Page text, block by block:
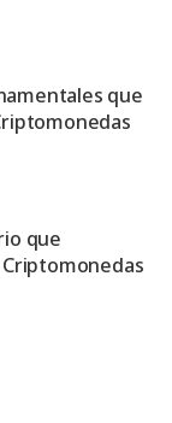
que
que
Criptomonedas